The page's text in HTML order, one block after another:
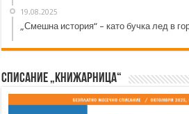
19.08.2025
„Смешна история“ – като бучка лед в
Списание „Книжарница“